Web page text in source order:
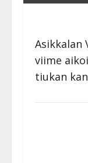
Asikkalan
viime
tiukan